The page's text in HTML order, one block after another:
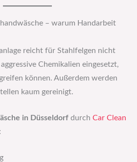
– warum Handarbeit
reicht für Stahlfelgen nicht
Chemikalien eingesetzt,
können. Außerdem werden
kaum gereinigt.
in Düsseldorf durch Car Clean